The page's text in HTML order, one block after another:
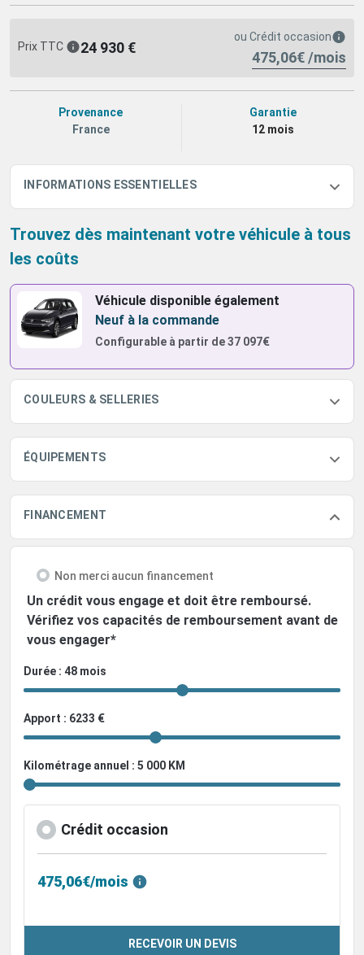
Prix TTC 24 930 €
ou Crédit occasion
475,06€ /mois
Provenance
France
Garantie
12 mois
INFORMATIONS ESSENTIELLES
Trouvez dès maintenant votre véhicule à tous
les coûts
Véhicule disponible également
Neuf à la commande
Configurable à partir de37 097€
COULEURS & SELLERIES
ÉQUIPEMENTS
FINANCEMENT
Non merci aucun financement
Un crédit vous engage et doit être remboursé.
Vérifiez vos capacités de remboursement avant de
vous engager*
Durée : 48 mois
Apport : 6233 €
Kilométrage annuel : 5 000 KM
Crédit occasion
475,06€/mois
RECEVOIR UN DEVIS